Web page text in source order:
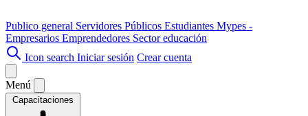
Publico general Servidores Públicos Estudiantes Mypes -
Empresarios Emprendedores Sector educación
Icon search Iniciar sesión Crear cuenta
Menú
Capacitaciones